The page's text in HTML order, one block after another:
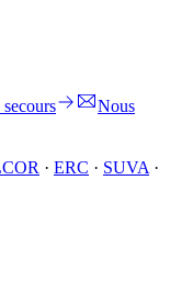
Nous
· ERC · SUVA ·